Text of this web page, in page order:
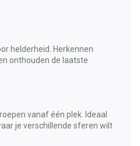
helderheid. Herkennen
onthouden de laatste
vanaf één plek. Ideaal
je verschillende sferen wilt